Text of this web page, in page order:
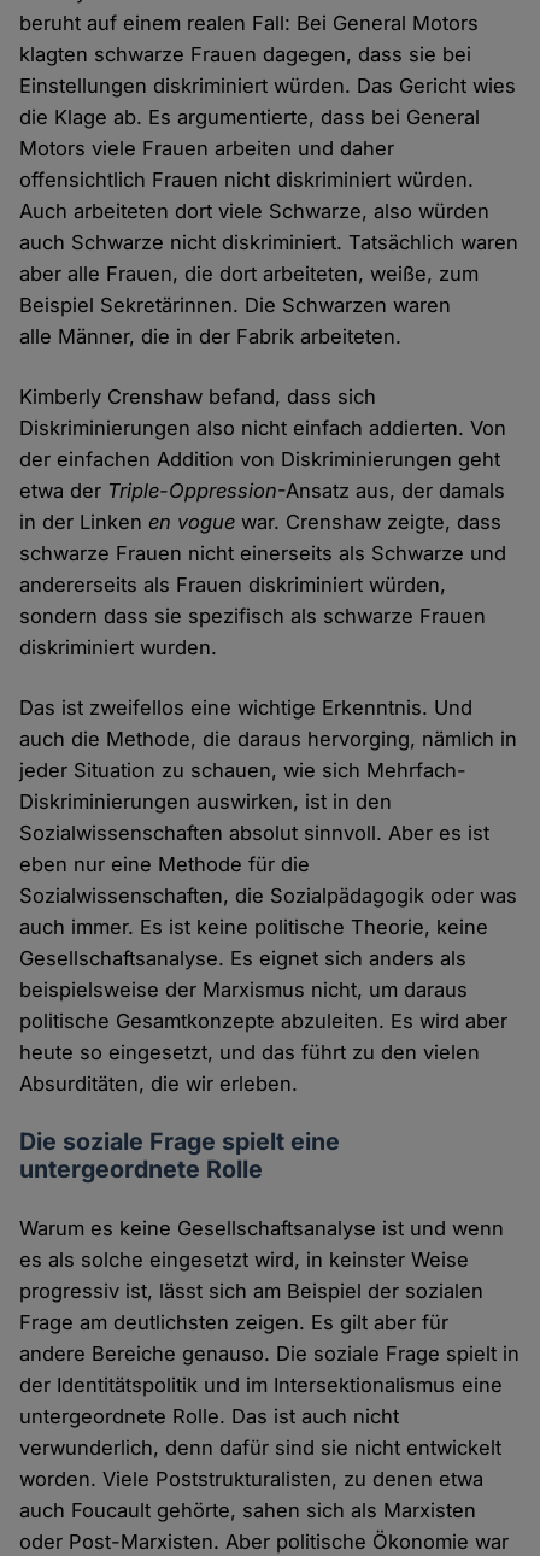
beruht auf einem realen Fall: Bei General Motors
klagten schwarze Frauen dagegen, dass sie bei
Einstellungen diskriminiert würden. Das Gericht wies
die Klage ab. Es argumentierte, dass bei General
Motors viele Frauen arbeiten und daher
offensichtlich Frauen nicht diskriminiert würden.
Auch arbeiteten dort viele Schwarze, also würden
auch Schwarze nicht diskriminiert. Tatsächlich waren
aber alle Frauen, die dort arbeiteten, weiße, zum
Beispiel Sekretärinnen. Die Schwarzen waren
alle Männer, die in der Fabrik arbeiteten.
Kimberly Crenshaw befand, dass sich
Diskriminierungen also nicht einfach addierten. Von
der einfachen Addition von Diskriminierungen geht
etwa der Triple-Oppression-Ansatz aus, der damals
in der Linkenen vogue war. Crenshaw zeigte, dass
schwarze Frauen nicht einerseits als Schwarze und
andererseits als Frauen diskriminiert würden,
sondern dass sie spezifisch als schwarze Frauen
diskriminiert wurden.
Das ist zweifellos eine wichtige Erkenntnis. Und
auch die Methode, die daraus hervorging, nämlich in
jeder Situation zu schauen, wie sich Mehrfach-
Diskriminierungen auswirken, ist in den
Sozialwissenschaften absolut sinnvoll. Aber es ist
eben nur eine Methode für die
Sozialwissenschaften, die Sozialpädagogik oder was
auch immer. Es ist keine politische Theorie, keine
Gesellschaftsanalyse. Es eignet sich anders als
beispielsweise der Marxismus nicht, um daraus
politische Gesamtkonzepte abzuleiten. Es wird aber
heute so eingesetzt, und das führt zu den vielen
Absurditäten, die wir erleben.
Die soziale Frage spielt eine
untergeordnete Rolle
Warum es keine Gesellschaftsanalyse ist und wenn
es als solche eingesetzt wird, in keinster Weise
progressiv ist, lässt sich am Beispiel der sozialen
Frage am deutlichsten zeigen. Es gilt aber für
andere Bereiche genauso. Die soziale Frage spielt in
der Identitätspolitik und im Intersektionalismus eine
untergeordnete Rolle. Das ist auch nicht
verwunderlich, denn dafür sind sie nicht entwickelt
worden. Viele Poststrukturalisten, zu denen etwa
auch Foucault gehörte, sahen sich als Marxisten
oder Post-Marxisten. Aber politische Ökonomie war